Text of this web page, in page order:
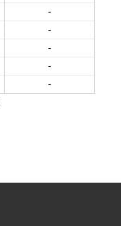
-
-
-
-
-